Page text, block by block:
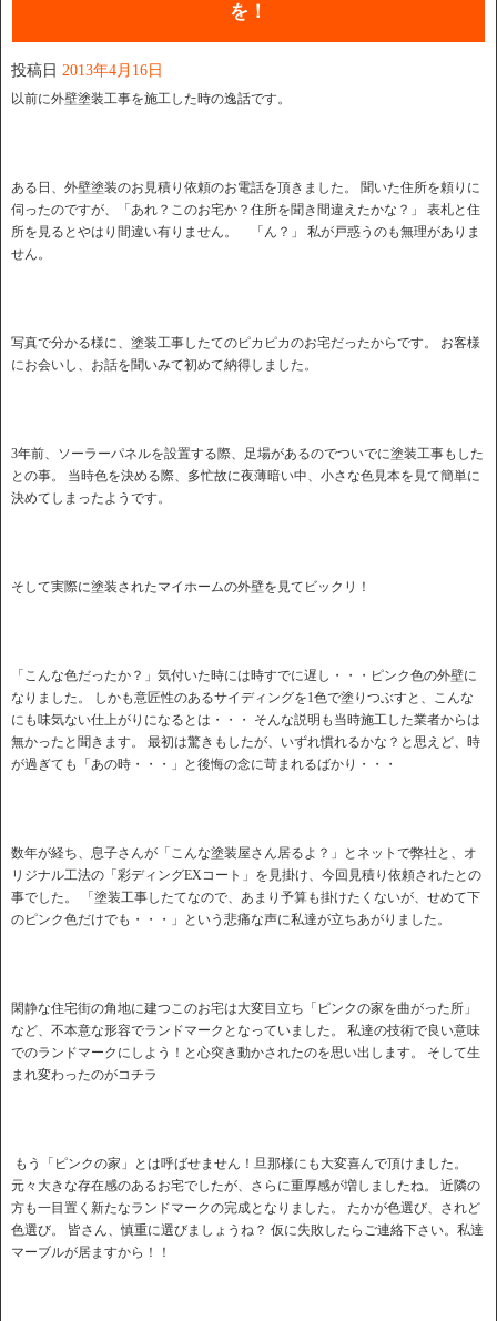
を！
投稿日 2013年4月16日
以前に外壁塗装工事を施工した時の逸話です。
ある日、外壁塗装のお見積り依頼のお電話を頂きました。 聞いた住所を頼りに
伺ったのですが、「あれ？このお宅か？住所を聞き間違えたかな？」 表札と住
所を見るとやはり間違い有りません。 「ん？」 私が戸惑うのも無理がありま
せん。
写真で分かる様に、塗装工事したてのピカピカのお宅だったからです。 お客様
にお会いし、お話を聞いみて初めて納得しました。
3年前、ソーラーパネルを設置する際、足場があるのでついでに塗装工事もした
との事。 当時色を決める際、多忙故に夜薄暗い中、小さな色見本を見て簡単に
決めてしまったようです。
そして実際に塗装されたマイホームの外壁を見てビックリ！
「こんな色だったか？」気付いた時には時すでに遅し・・・ピンク色の外壁に
なりました。 しかも意匠性のあるサイディングを1色で塗りつぶすと、こんな
にも味気ない仕上がりになるとは・・・ そんな説明も当時施工した業者からは
無かったと聞きます。 最初は驚きもしたが、いずれ慣れるかな？と思えど、時
が過ぎても「あの時・・・」と後悔の念に苛まれるばかり・・・
数年が経ち、息子さんが「こんな塗装屋さん居るよ？」とネットで弊社と、オ
リジナル工法の「彩ディングEXコート」を見掛け、今回見積り依頼されたとの
事でした。 「塗装工事したてなので、あまり予算も掛けたくないが、せめて下
のピンク色だけでも・・・」という悲痛な声に私達が立ちあがりました。
閑静な住宅街の角地に建つこのお宅は大変目立ち「ピンクの家を曲がった所」
など、不本意な形容でランドマークとなっていました。 私達の技術で良い意味
でのランドマークにしよう！と心突き動かされたのを思い出します。 そして生
まれ変わったのがコチラ
もう「ピンクの家」とは呼ばせません！旦那様にも大変喜んで頂けました。
元々大きな存在感のあるお宅でしたが、さらに重厚感が増しましたね。 近隣の
方も一目置く新たなランドマークの完成となりました。 たかが色選び、されど
色選び。 皆さん、慎重に選びましょうね？ 仮に失敗したらご連絡下さい。私達
マーブルが居ますから！！